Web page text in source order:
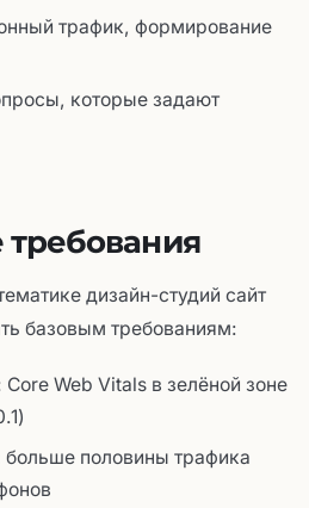
трафик, формирование
которые задают
дизайн-студий сайт
базовым требованиям:
Web Vitals в зелёной зоне
половины трафика